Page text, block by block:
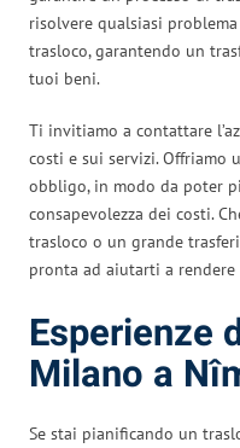
risolvere qualsiasi
trasloco, garantendo un
tuoi beni.
Ti invitiamo a contattare
costi e sui servizi. Offriamo
obbligo, in modo da poter
consapevolezza dei costi.
trasloco o un grande
pronta ad aiutarti a
Esperienze
Milano a
Se stai pianificando un